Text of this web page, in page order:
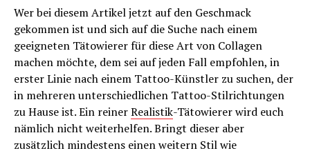
Wer bei diesem Artikel jetzt auf den Geschmack
gekommen ist und sich auf die Suche nach einem
geeigneten Tätowierer für diese Art von Collagen
machen möchte, dem sei auf jeden Fall empfohlen, in
erster Linie nach einem Tattoo-Künstler zu suchen, der
in mehreren unterschiedlichen Tattoo-Stilrichtungen
zu Hause ist. Ein reinerRealistik-Tätowierer wird euch
nämlich nicht weiterhelfen. Bringt dieser aber
zusätzlich mindestens einen weitern Stil wie